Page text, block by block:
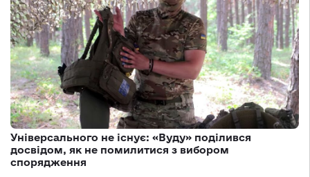
Універсального не існує: «Вуду» поділився
досвідом, як не помилитися з вибором
спорядження